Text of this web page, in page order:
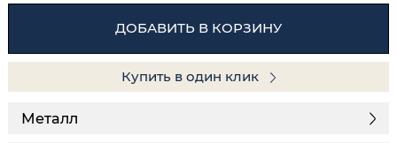
ДОБАВИТЬ В КОРЗИНУ
Купить в один клик
Металл